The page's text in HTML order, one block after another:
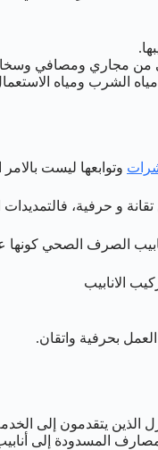
مجاري ومصافي
الشرب ومياه
وتوابعها ليست
و حرفية،
الصرف الصحي
الانابيب
بحرفية واتقان.
الذين يتقدمون إلى
المسدودة إلى